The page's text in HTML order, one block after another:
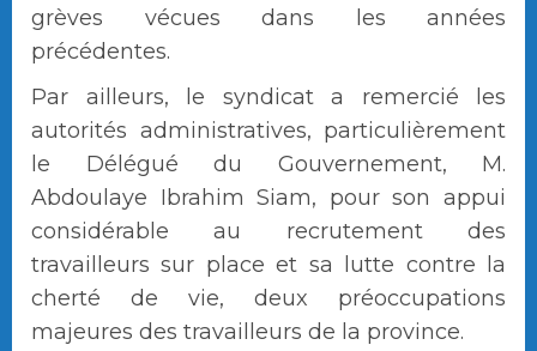
grèves vécues dans les années
précédentes.
Par ailleurs, le syndicat a remercié les
autorités administratives, particulièrement
le Délégué du Gouvernement, M.
Abdoulaye Ibrahim Siam, pour son appui
considérable au recrutement des
travailleurs sur place et sa lutte contre la
cherté de vie, deux préoccupations
majeures des travailleurs de la province.